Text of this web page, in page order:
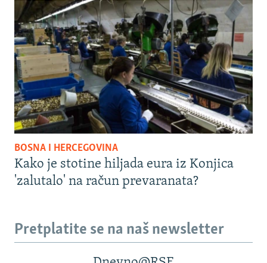
BOSNA I HERCEGOVINA
Kako je stotine hiljada eura iz Konjica
'zalutalo' na račun prevaranata?
Pretplatite se na naš newsletter